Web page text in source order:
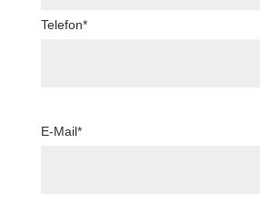
Telefon*
E-Mail*